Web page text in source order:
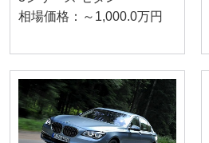
相場価格：～1,000.0万円